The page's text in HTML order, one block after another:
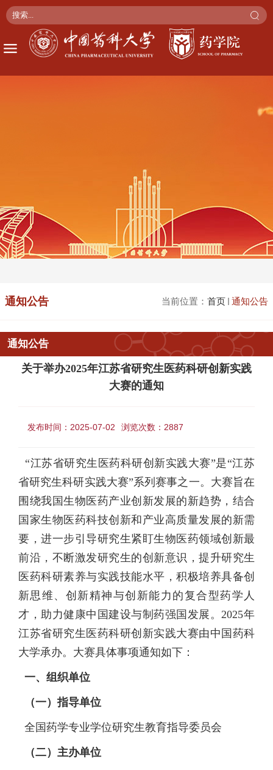
通知公告
当前位置： 首页 通知公告
通知公告
关于举办2025年江苏省研究生医药科研创新实践
大赛的通知
发布时间：2025-07-02 浏览次数： 2887
“江苏省研究生医药科研创新实践大赛”是“江苏
省研究生科研实践大赛”系列赛事之一。大赛旨在
围绕我国生物医药产业创新发展的新趋势，结合
国家生物医药科技创新和产业高质量发展的新需
要，进一步引导研究生紧盯生物医药领域创新最
前沿，不断激发研究生的创新意识，提升研究生
医药科研素养与实践技能水平，积极培养具备创
新思维、创新精神与创新能力的复合型药学人
才，助力健康中国建设与制药强国发展。 2025年
江苏省研究生医药科研创新实践大赛由中国药科
大学承办。大赛具体事项通知如下：
一、 组织单位
（一）指导单位
全国药学专业学位研究生教育指导委员会
（二）主办单位